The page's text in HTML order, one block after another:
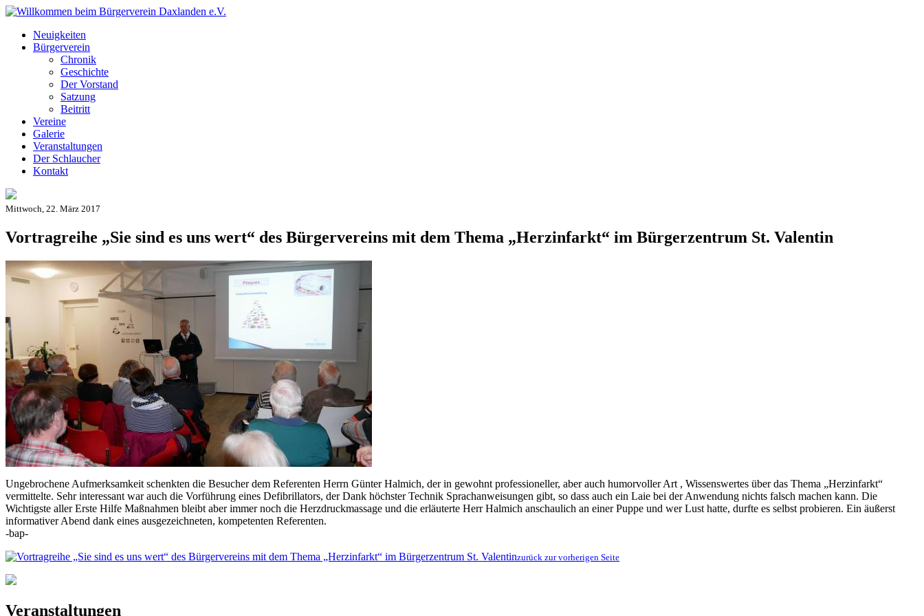
Neuigkeiten
Bürgerverein
Chronik
Geschichte
Der Vorstand
Satzung
Beitritt
Vereine
Galerie
Veranstaltungen
Der Schlaucher
Kontakt
Mittwoch, 22. März 2017
Vortragreihe „Sie sind es uns wert“ des Bürgervereins mit dem Thema „Herzinfarkt“ im Bürgerzentrum St. Valentin
Ungebrochene Aufmerksamkeit schenkten die Besucher dem Referenten Herrn Günter Halmich, der in gewohnt professioneller, aber auch humorvoller Art , Wissenswertes über das Thema „Herzinfarkt“
vermittelte. Sehr interessant war auch die Vorführung eines Defibrillators, der Dank höchster Technik Sprachanweisungen gibt, so dass auch ein Laie bei der Anwendung nichts falsch machen kann. Die
Wichtigste aller Erste Hilfe Maßnahmen bleibt aber immer noch die Herzdruckmassage und die erläuterte Herr Halmich anschaulich an einer Puppe und wer Lust hatte, durfte es selbst probieren. Ein äußerst
informativer Abend dank eines ausgezeichneten, kompetenten Referenten.
-bap-
zurück zur vorherigen Seite
Veranstaltungen